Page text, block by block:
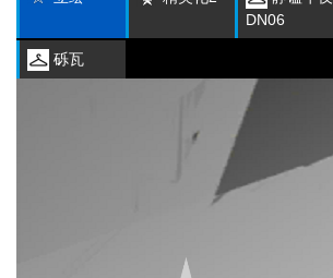
DN06
砾瓦